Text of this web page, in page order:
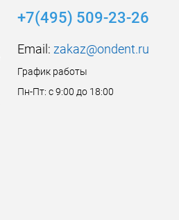
+7(495) 509-23-26
Email: zakaz@ondent.ru
График работы
Пн-Пт: с 9:00 до 18:00